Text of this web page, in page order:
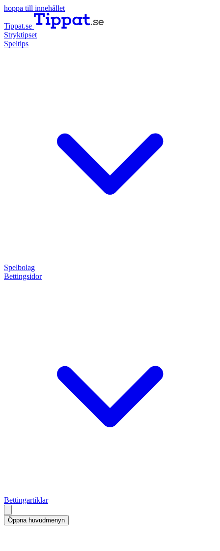
hoppa till innehållet
Tippat.se
Stryktipset
Speltips
Spelbolag
Bettingsidor
Bettingartiklar
Öppna huvudmenyn